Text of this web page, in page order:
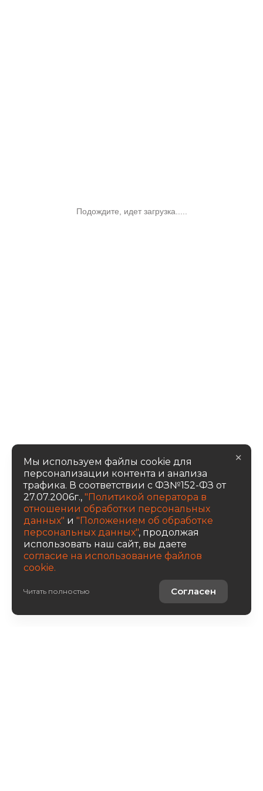
Подождите, идет загрузка.....
Мы используем файлы cookie для
персонализации контента и анализа
трафика. В соответствии с ФЗ№152-ФЗ от
27.07.2006г., "Политикой оператора в
отношении обработки персональных
данных" и "Положением об обработке
персональных данных", продолжая
использовать наш сайт, вы даете
согласие на использование файлов
cookie.
Читать полностью Согласен
×